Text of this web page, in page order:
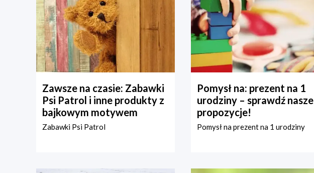
Zawsze na czasie: Zabawki
Psi Patrol i inne produkty z
bajkowym motywem
Zabawki Psi Patrol
Pomysł na: prezent na 1
urodziny – sprawdź nasze
propozycje!
Pomysł na prezent na 1 urodziny